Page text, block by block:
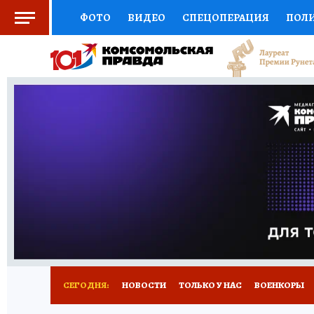
ФОТО ВИДЕО СПЕЦОПЕРАЦИЯ
СОЦПОДДЕРЖКА НАУКА СПЕЦПРОЕКТЫ
НАЦИОНАЛЬНЫЕ ПРОЕКТЫ РОССИИ
ПУТЕВОДИТЕЛЬ
НОВОЕ НА САЙТЕ
СЕГОДНЯ: НОВОСТИ ТОЛЬКО У НАС ВОЕНКОРЫ